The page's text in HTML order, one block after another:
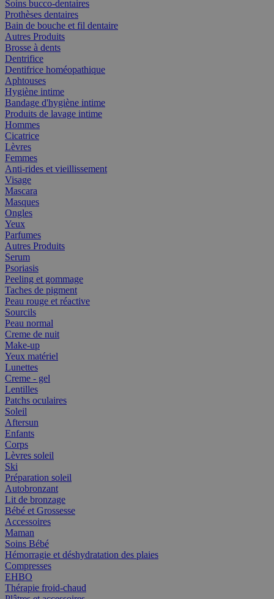
Soins bucco-dentaires
Prothèses dentaires
Bain de bouche et fil dentaire
Autres Produits
Brosse à dents
Dentrifice
Dentifrice homéopathique
Aphtouses
Hygiène intime
Bandage d'hygiène intime
Produits de lavage intime
Hommes
Cicatrice
Lèvres
Femmes
Anti-rides et vieillissement
Visage
Mascara
Masques
Ongles
Yeux
Parfumes
Autres Produits
Serum
Psoriasis
Peeling et gommage
Taches de pigment
Peau rouge et réactive
Sourcils
Peau normal
Creme de nuit
Make-up
Yeux matériel
Lunettes
Creme - gel
Lentilles
Patchs oculaires
Soleil
Aftersun
Enfants
Corps
Lèvres soleil
Ski
Préparation soleil
Autobronzant
Lit de bronzage
Bébé et Grossesse
Accessoires
Maman
Soins Bébé
Hémorragie et déshydratation des plaies
Compresses
EHBO
Thérapie froid-chaud